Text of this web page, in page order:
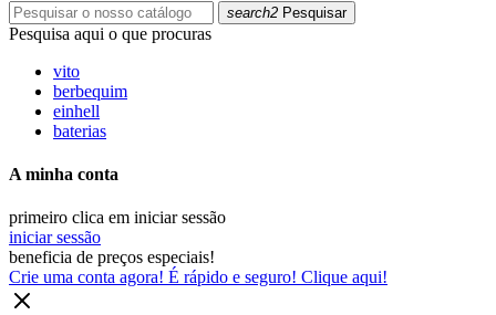
search2 Pesquisar
Pesquisa aqui o que procuras
vito
berbequim
einhell
baterias
A minha conta
primeiro clica em iniciar sessão
iniciar sessão
beneficia de preços especiais!
Crie uma conta agora! É rápido e seguro! Clique aqui!